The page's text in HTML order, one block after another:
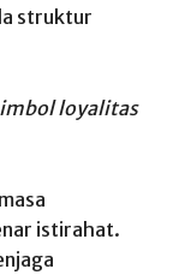
struktur
loyalitas
istirahat.